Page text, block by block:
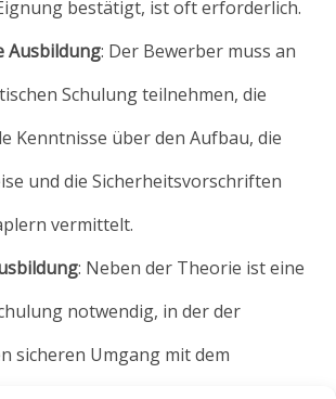
bestätigt, ist oft erforderlich.
Ausbildung: Der Bewerber muss an
Schulung teilnehmen, die
Kenntnisse über den Aufbau, die
und die Sicherheitsvorschriften
vermittelt.
: Neben der Theorie ist eine
notwendig, in der der
sicheren Umgang mit dem